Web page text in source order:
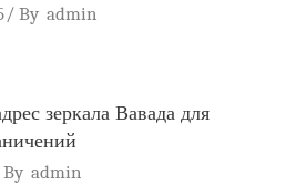
By admin
зеркала Вавада для
By admin